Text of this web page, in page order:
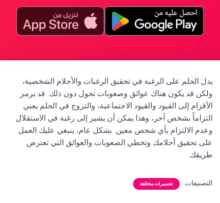
يدل الحلم على الرغبة في تحقيق الرغبات والأحلام الشخصية،
ولكن قد يكون هناك عوائق وصعوبات تحول دون ذلك. قد يرمز
الأقزام إلى القيود والقيود الاجتماعية، والتزوج في الحلم يعني
التزاماً بشخص آخر، وهذا يمكن أن يشير إلى رغبة في الاستقلال
وعدم الالتزام بأي شخص معين. بشكل عام، ينبغي عليك العمل
على تحقيق أحلامك وتخطي الصعوبات والعوائق التي تعترض
طريقك.
التصنيفات: تفسيرات مختلفة